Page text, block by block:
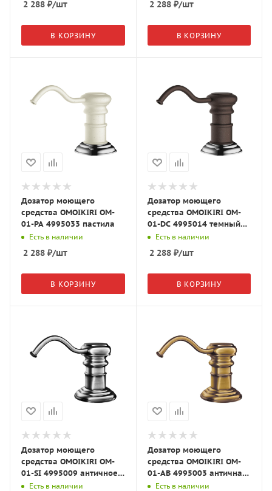
2 288 ₽/шт
В КОРЗИНУ
2 288₽/шт
В КОРЗИНУ
Дозатор моющего
средства OMOIKIRI OM-
01-PA 4995033 пастила
Есть в наличии
2 288 ₽/шт
В КОРЗИНУ
Дозатор моющего
средства OMOIKIRI OM-
01-DC 4995014 темный
шоколад
Есть в наличии
2 288₽/шт
В КОРЗИНУ
Дозатор моющего
средства OMOIKIRI OM-
01-SI 4995009 античное
серебро
Есть в наличии
Дозатор моющего
средства OMOIKIRI OM-
01-AB 4995003 античная
латунь
Есть в наличии